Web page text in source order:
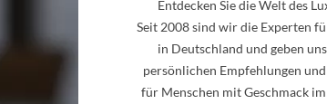
Entdecken Sie die Welt des
Seit 2008 sind wir die Experten
in Deutschland und geben
persönlichen Empfehlungen und
für Menschen mit Geschmack im